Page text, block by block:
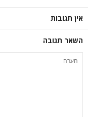
אין תגובות
השאר תגובה